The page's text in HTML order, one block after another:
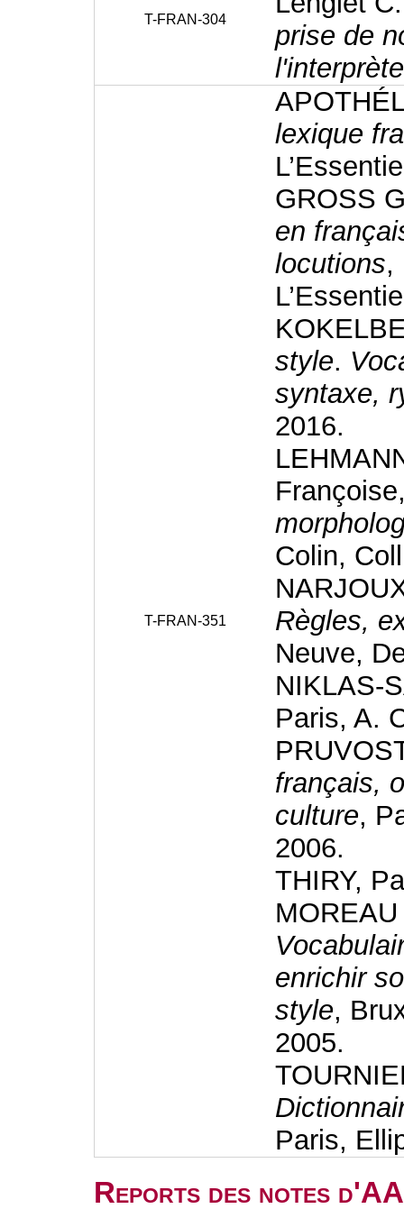
T-FRAN-304
prise de
T-FRAN-351
lexique
GROSS
en
locutions,
style.
syntaxe,
2016.
Colin,
Règles,
Neuve,
NIKLAS-
Paris, A.
français,
culture,
2006.
THIRY,
enrichir
style,
2005.
Paris,
Reports des notes